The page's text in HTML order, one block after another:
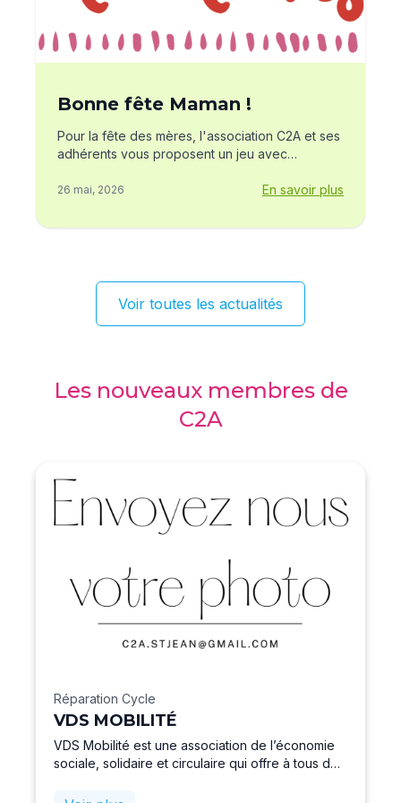
Bonne fête Maman !
Pour la fête des mères, l'association C2A et ses
adhérents vous proposent un jeu avec
les adhérents, venez tirer un mot doux et tenter
ces tickets d'or, un bouquet de fleurs vous sera
26 mai, 2026 En savoir plus
Voir toutes les actualités
Les nouveaux membres de
C2A
Réparation Cycle
VDS MOBILITÉ
VDS Mobilité est une association de l’économie
sociale, solidaire et circulaire qui offre à tous des
personnes en parcours d’insertion économique